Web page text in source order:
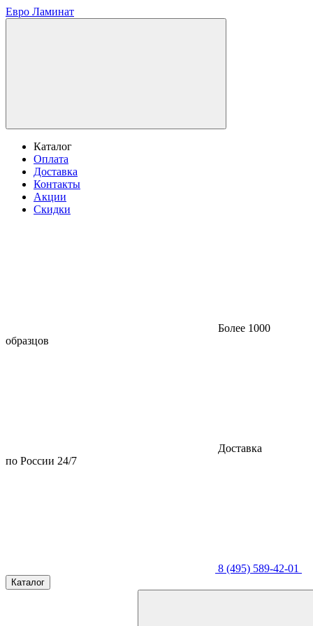
Евро Ламинат
Каталог
Оплата
Доставка
Контакты
Акции
Скидки
Более 1000
образцов
Доставка
по России 24/7
8 (495) 589-42-01
Каталог